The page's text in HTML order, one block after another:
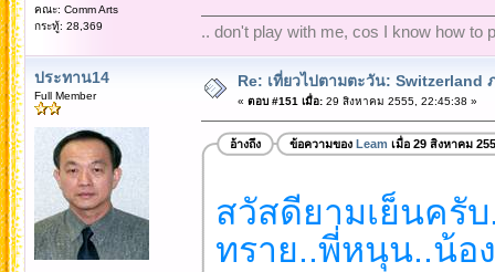
คณะ: Comm Arts
กระทู้: 28,369
.. don't play with me, cos I know how to
ประทาน14
Full Member
Re: เที่ยวไปตามตะวัน: Switzerland
« ตอบ #151 เมื่อ:29 สิงหาคม 2555, 22:45:38 »
อ้างถึง ข้อความของ Leam เมื่อ 29 สิงหาคม
สวัสดียามเย็นครั
ทราย..พี่หนุน..น้อ